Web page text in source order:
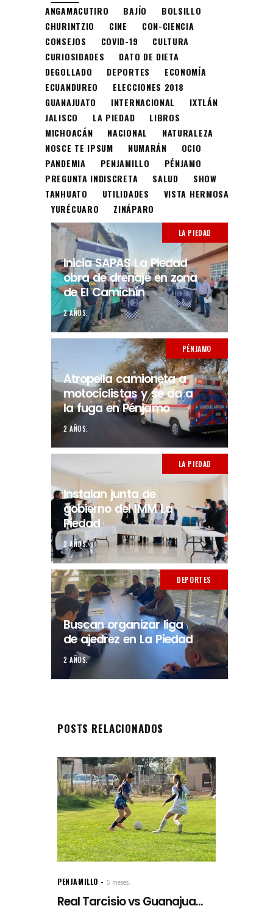
ANGAMACUTIRO
BAJÍO
BOLSILLO
CHURINTZIO
CINE
CON-CIENCIA
CONSEJOS
COVID-19
CULTURA
CURIOSIDADES
DATO DE DIETA
DEGOLLADO
DEPORTES
ECONOMÍA
ECUANDUREO
ELECCIONES 2018
GUANAJUATO
INTERNACIONAL
IXTLÁN
JALISCO
LA PIEDAD
LIBROS
MICHOACÁN
NACIONAL
NATURALEZA
NOSCE TE IPSUM
NUMARÁN
OCIO
PANDEMIA
PENJAMILLO
PÉNJAMO
PREGUNTA INDISCRETA
SALUD
SHOW
TANHUATO
UTILIDADES
VISTA HERMOSA
YURÉCUARO
ZINÁPARO
LA PIEDAD
Inicia SAPAS La Piedad
obra de drenaje en zona
de El Camichín
2 AÑOS.
PÉNJAMO
Atropella camioneta a
motociclistas y se da a
la fuga en Pénjamo
2 AÑOS.
LA PIEDAD
Instalan junta de
gobierno del IMM La
Piedad
2 AÑOS.
DEPORTES
Buscan organizar liga
de ajedrez en La Piedad
2 AÑOS.
POSTS RELACIONADOS
PENJAMILLO 5 meses.
Real Tarcisio vs Guanajua...